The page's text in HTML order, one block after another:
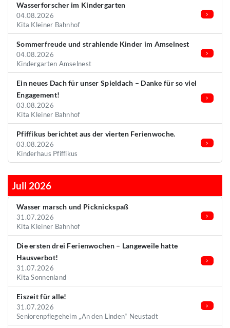
Wasserforscher im Kindergarten
04.08.2026
Kita Kleiner Bahnhof
Sommerfreude und strahlende Kinder im Amselnest
04.08.2026
Kindergarten Amselnest
Ein neues Dach für unser Spieldach – Danke für so viel
Engagement!
03.08.2026
Kita Kleiner Bahnhof
Pfiffikus berichtet aus der vierten Ferienwoche.
03.08.2026
Kinderhaus Pfiffikus
Juli 2026
Wasser marsch und Picknickspaß
31.07.2026
Kita Kleiner Bahnhof
Die ersten drei Ferienwochen – Langeweile hatte
Hausverbot!
31.07.2026
Kita Sonnenland
Eiszeit für alle!
31.07.2026
Seniorenpflegeheim „An den Linden“ Neustadt